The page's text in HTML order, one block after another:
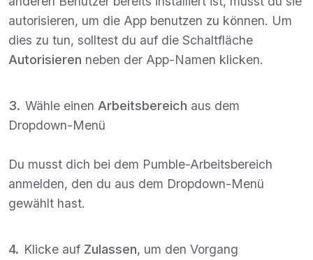
autorisieren, um die App benutzen zu können. Um
dies zu tun, solltest du auf die Schaltfläche
Autorisieren neben der App-Namen klicken.
Wähle einen Arbeitsbereich aus dem
Dropdown-Menü
Du musst dich bei dem Pumble-Arbeitsbereich
anmelden, den du aus dem Dropdown-Menü
gewählt hast.
Klicke auf Zulassen, um den Vorgang